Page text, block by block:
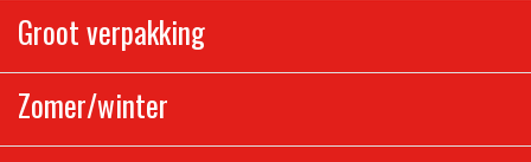
Groot verpakking
Zomer/winter